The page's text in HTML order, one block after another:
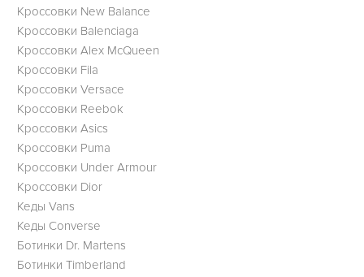
Кроссовки New Balance
Кроссовки Balenciaga
Кроссовки Alex McQueen
Кроссовки Fila
Кроссовки Versace
Кроссовки Reebok
Кроссовки Asics
Кроссовки Puma
Кроссовки Under Armour
Кроссовки Dior
Кеды Vans
Кеды Converse
Ботинки Dr. Martens
Ботинки Timberland